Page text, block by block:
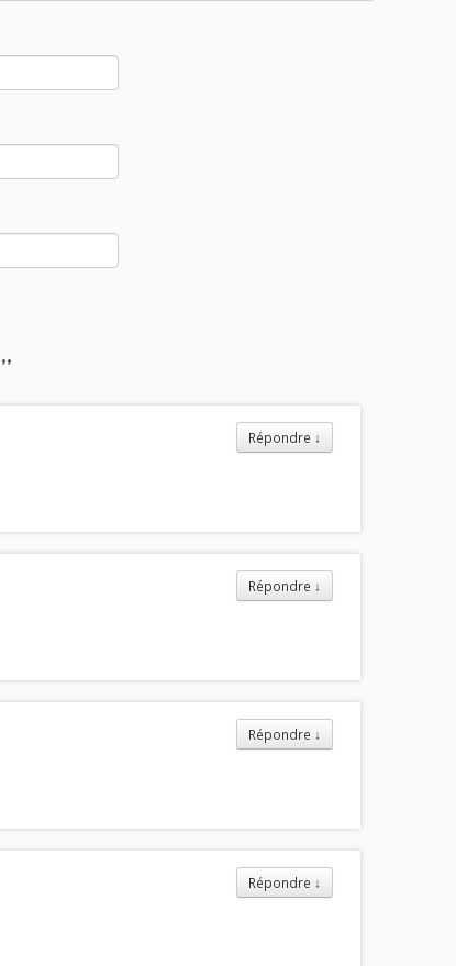
”
Répondre ↓
Répondre ↓
Répondre ↓
Répondre ↓